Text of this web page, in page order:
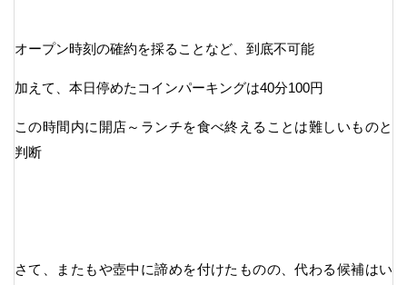
オープン時刻の確約を採ることなど、到底不可能
加えて、本日停めたコインパーキングは40分100円
この時間内に開店～ランチを食べ終えることは難しいものと
判断
さて、またもや壺中に諦めを付けたものの、代わる候補はい